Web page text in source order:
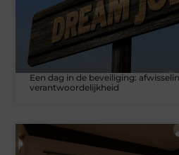
Een dag in de beveiliging:
verantwoordelijkheid